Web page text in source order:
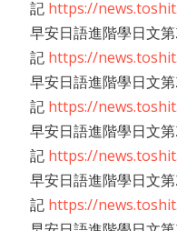
記 https://
早安日語進階學日文
記 https://
早安日語進階學日文
記 https://
早安日語進階學日文
記 https://
早安日語進階學日文
記 https://